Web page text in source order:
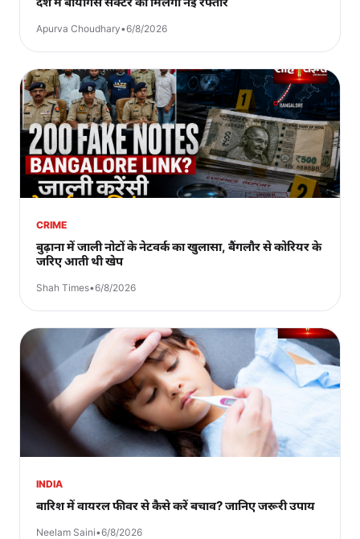
Apurva Choudhary•6/8/2026
CRIME
बुढ़ाना में जाली नोटों के नेटवर्क का खुलासा, बैंगलौर से कोरियर के
जरिए आती थी खेप
Shah Times•6/8/2026
INDIA
बारिश में वायरल फीवर से कैसे करें बचाव? जानिए जरूरी उपाय
Neelam Saini•6/8/2026